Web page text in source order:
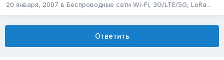
20 января, 2007 в Беспроводные сети Wi-Fi, 3G/LTE/5G, LoRa...
Ответить